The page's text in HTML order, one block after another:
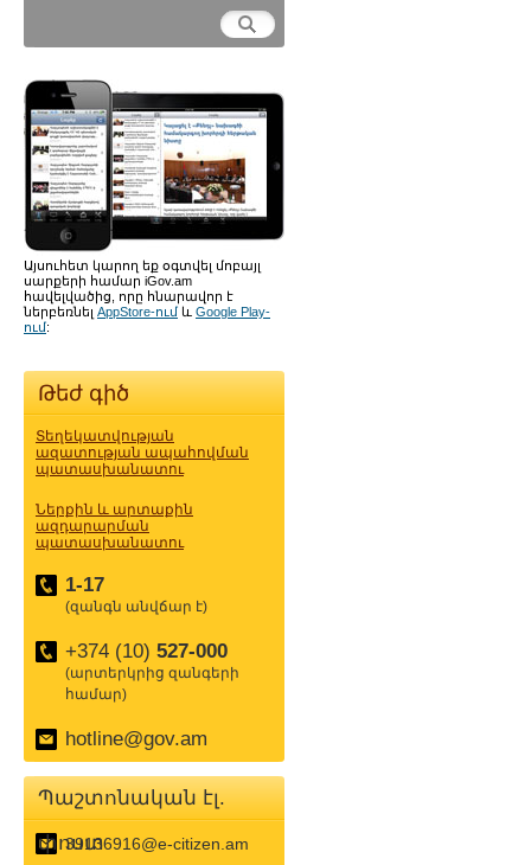
Այսուհետ կարող եք օգտվել մոբայլ
սարքերի համար iGov.am
հավելվածից, որը հնարավոր է
ներբեռնել AppStore-ում և Google Play-
ում:
Թեժ գիծ
Տեղեկատվության
ազատության ապահովման
պատասխանատու
Ներքին և արտաքին
ազդարարման
պատասխանատու
1-17
(զանգն անվճար է)
+374 (10) 527-000
(արտերկրից զանգերի
համար)
hotline@gov.am
Պաշտոնական էլ.
փոստ
39136916@e-citizen.am